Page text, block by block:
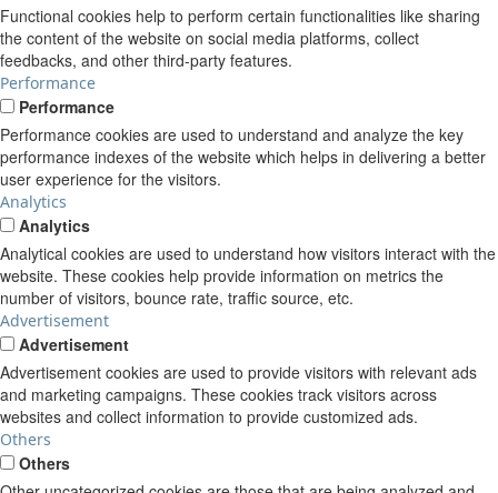
Functional cookies help to perform certain functionalities like sharing
the content of the website on social media platforms, collect
feedbacks, and other third-party features.
Performance
Performance
Performance cookies are used to understand and analyze the key
performance indexes of the website which helps in delivering a better
user experience for the visitors.
Analytics
Analytics
Analytical cookies are used to understand how visitors interact with the
website. These cookies help provide information on metrics the
number of visitors, bounce rate, traffic source, etc.
Advertisement
Advertisement
Advertisement cookies are used to provide visitors with relevant ads
and marketing campaigns. These cookies track visitors across
websites and collect information to provide customized ads.
Others
Others